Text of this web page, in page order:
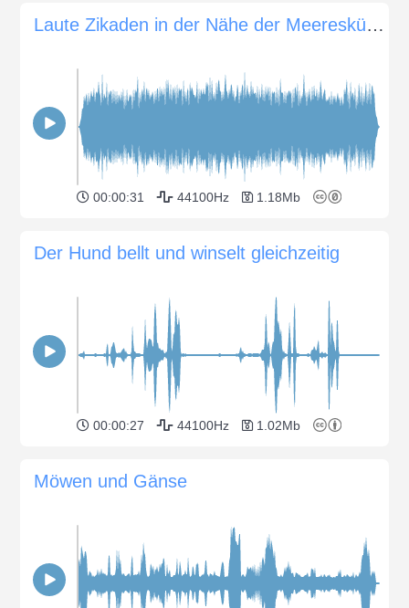
Laute Zikaden in der Nähe der Meeresküste
00:00:31 44100Hz 1.18Mb
Der Hund bellt und winselt gleichzeitig
00:00:27 44100Hz 1.02Mb
Möwen und Gänse